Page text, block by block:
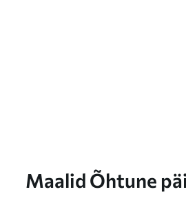
Maalid Õhtune